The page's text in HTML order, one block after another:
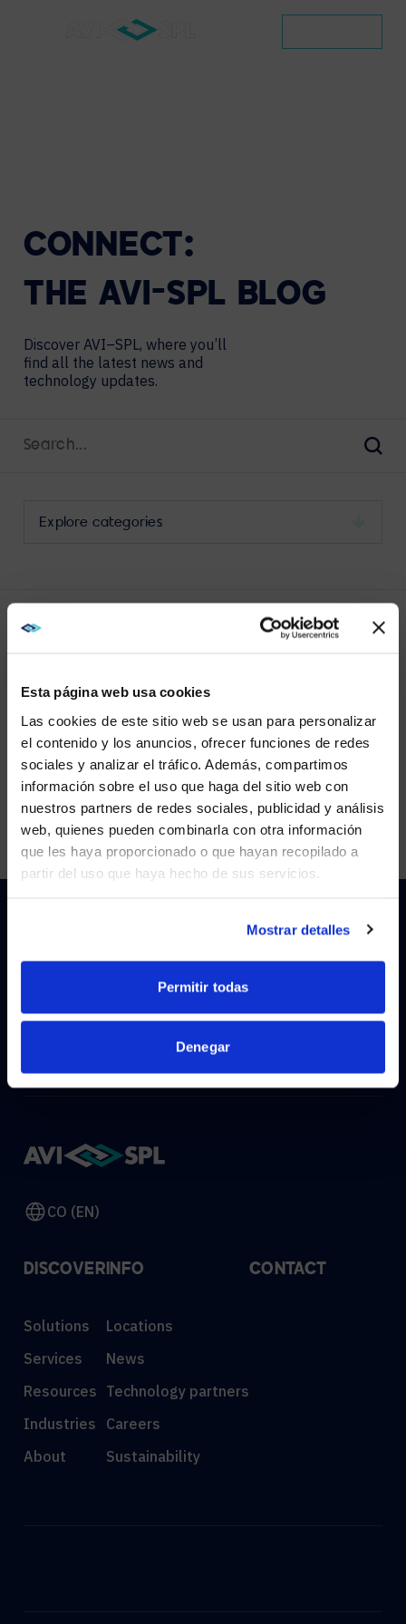
Esta página web usa cookies
Las cookies de este sitio web se usan para personalizar
el contenido y los anuncios, ofrecer funciones de redes
sociales y analizar el tráfico. Además, compartimos
información sobre el uso que haga del sitio web con
nuestros partners de redes sociales, publicidad y análisis
web, quienes pueden combinarla con otra información
que les haya proporcionado o que hayan recopilado a
partir del uso que haya hecho de sus servicios.
Mostrar detalles
Permitir todas
Denegar
CONNECT:
THE AVI-SPL BLOG
Discover AVI–SPL, where you’ll
find all the latest news and
technology updates.
to
view
VIEW MORE
HOW CAN WE HELP?
CO (EN)
DISCOVER
Solutions
Services
Resources
Industries
About
INFO
Locations
News
Technology partners
Careers
Sustainability
CONTACT
WE NOTICED YOU'RE IN USA.
instead?
YES, TAKE ME THERE
NO, STAY ON THIS SITE